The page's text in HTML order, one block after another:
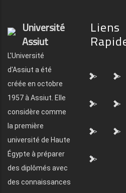
Université
Assiut
L'Université
d'Assiut a été
créée en octobre
1957 à Assiut. Elle
considère comme
la première
université de Haute
Égypte à préparer
des diplômés avec
des connaissances
Liens
"> ">
"> ">
"> ">
">